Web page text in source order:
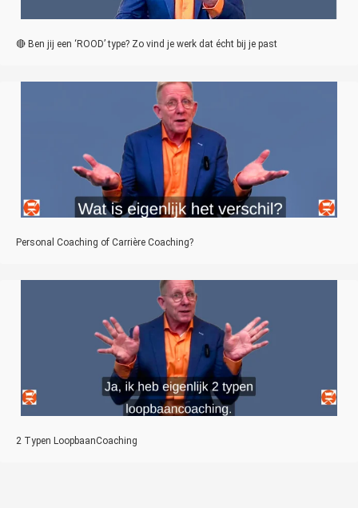
🔴 Ben jij een ‘ROOD’ type? Zo vind je werk dat écht bij je past
Personal Coaching of Carrière Coaching?
2 Typen LoopbaanCoaching